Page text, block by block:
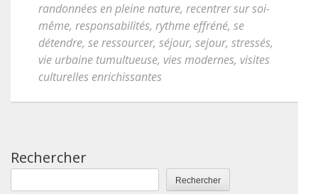
randonnées en pleine nature, recentrer sur soi-
même, responsabilités, rythme effréné, se
détendre, se ressourcer, séjour, sejour, stressés,
vie urbaine tumultueuse, vies modernes, visites
culturelles enrichissantes
Rechercher
Rechercher